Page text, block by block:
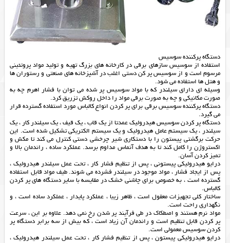
دستگاه پرکننده سوسیس
استفاده از سوسیس سازهای برقی در کارخانه های بزرگ تهیه و تولید مواد پروتئینی
مرسوم است و از سوسیس پر کن دستی اغلب در آشپزخانه های صنعتی و رستوران ها
و هتل ها استفاده می شود.
وسیله ای دارای سیلندر که با مواد سوسیس پر شده می توان با فشار اهرم چه به
صورت مکانیکی و چه به صورت برقی مواد را داخل روکش تزریق کرد.
دستگاه پرکننده سوسیس برقی برای پر کردن انواع کالباس مورد استفاده گسترده قرار
می گیرد.
دستگاه پر کردن سوسیس هیدرولیک عمدتا از یک قاب ، یک قیف ، یک سیلندر کار ، یک
سیلندر ، یک سیستم عامل هیدرولیک و یک سیستم الکتریکی تشکیل شده است. این
حرکت برگشتی پیستون را با دستکاری شیر چرخشی دستی کنترل می کند تا مکش و
اکستروژن را کامل کند تا به هدف آنماس مداوم برسد. عملکرد ساده ، راندمان بالا و
تمیز کردن آسان.
درایو هیدرولیکی پیستونی ، پس از تنظیم فشار کار ، تحت عمل سیلندر هیدرولیک ،
پس از ایجاد فشار ، مواد موجود در سیلندر فشرده می شوند. طیف مواد قابل استفاده
گسترده است ، به خصوص برای چاشنی خشک در مقایسه با سایر دستگاه های پر کردن
کالباس.
ساختار کلی تجهیزات معقول است ، ظاهر زیبا ، عملکرد پایدار ، عملکرد ساده است ، و
نگهداری راحت است.
مواد نرم هستند و اصطکاک در طی فرآیند پر شدن رخ نمی دهد. علاوه بر این ، سرعت
پر کردن قابل تنظیم است و راندمان آن زیاد است ، که بیش از سه برابر دستگاه پر
کردن سوسیس معمولی است.
درایو هیدرولیکی پیستون ، پس از تنظیم فشار کار ، تحت عمل سیلندر هیدرولیک ،